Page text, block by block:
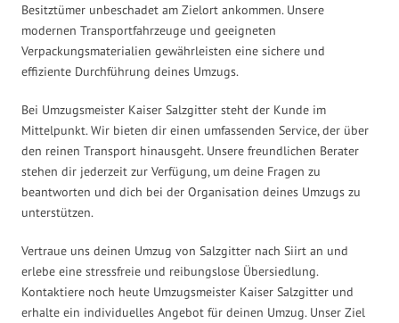
Besitztümer unbeschadet am Zielort ankommen. Unsere
modernen Transportfahrzeuge und geeigneten
Verpackungsmaterialien gewährleisten eine sichere und
effiziente Durchführung deines Umzugs.
Bei Umzugsmeister Kaiser Salzgitter steht der Kunde im
Mittelpunkt. Wir bieten dir einen umfassenden Service, der über
den reinen Transport hinausgeht. Unsere freundlichen Berater
stehen dir jederzeit zur Verfügung, um deine Fragen zu
beantworten und dich bei der Organisation deines Umzugs zu
unterstützen.
Vertraue uns deinen Umzug von Salzgitter nach Siirt an und
erlebe eine stressfreie und reibungslose Übersiedlung.
Kontaktiere noch heute Umzugsmeister Kaiser Salzgitter und
erhalte ein individuelles Angebot für deinen Umzug. Unser Ziel